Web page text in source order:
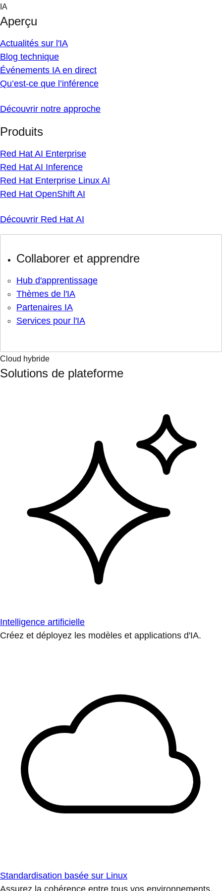
Skip
content
IA
Aperçu
Actualités sur l'IA
Blog technique
Événements IA en direct
Qu’est-ce que l’inférence
Découvrir notre approche
Produits
Red Hat AI Enterprise
Red Hat AI Inference
Red Hat Enterprise Linux AI
Red Hat OpenShift AI
Découvrir Red Hat AI
Collaborer et apprendre
Hub d'apprentissage
Thèmes de l'IA
Partenaires IA
Services pour l'IA
Cloud hybride
Solutions de plateforme
Intelligence artificielle
Créez et déployez les modèles et applications d'IA.
Standardisation basée sur Linux
Assurez la cohérence entre tous vos environnements.